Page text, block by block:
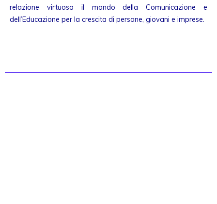
relazione virtuosa il mondo della Comunicazione e
dell’Educazione per la crescita di persone, giovani e imprese.